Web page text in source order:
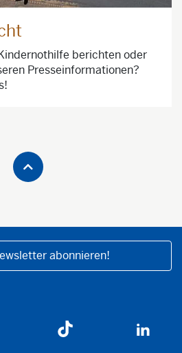
berichten oder
Presseinformationen?
abonnieren!